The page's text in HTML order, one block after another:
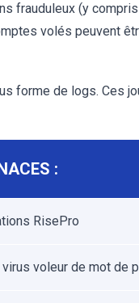
frauduleux (y
volés peuvent
forme de logs. Ces
:
RisePro
virus voleur de mot de